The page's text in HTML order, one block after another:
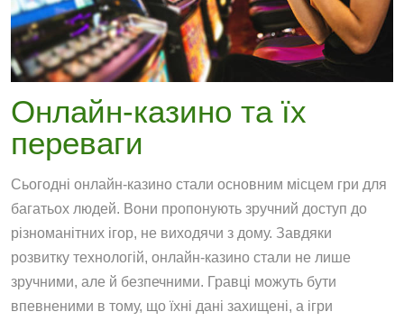
Онлайн-казино та їх
переваги
Сьогодні онлайн-казино стали основним місцем гри для
багатьох людей. Вони пропонують зручний доступ до
різноманітних ігор, не виходячи з дому. Завдяки
розвитку технологій, онлайн-казино стали не лише
зручними, але й безпечними. Гравці можуть бути
впевненими в тому, що їхні дані захищені, а ігри